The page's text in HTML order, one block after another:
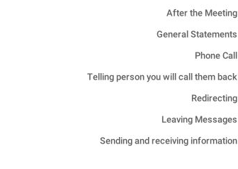
After the Meeting
General Statements
Phone Call
Telling person you will call them back
Redirecting
Leaving Messages
Sending and receiving information